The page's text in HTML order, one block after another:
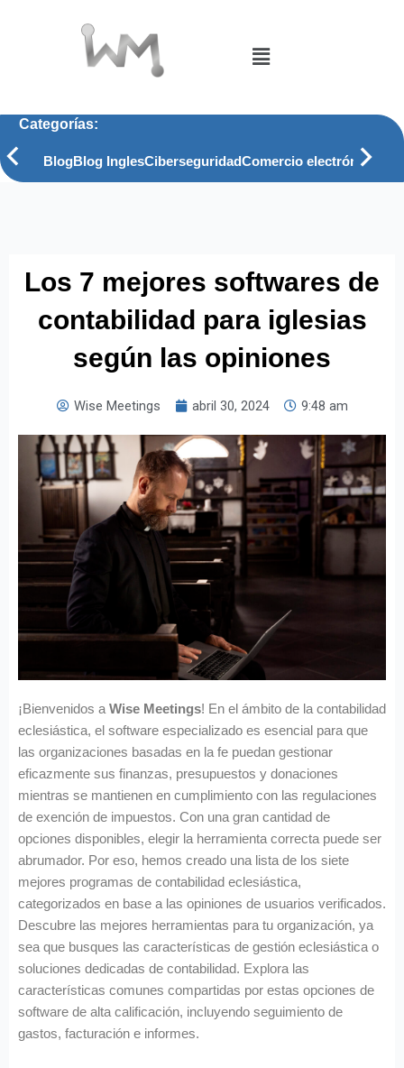
Menú
Categorías:
BlogBlog InglesCiberseguridadComercio electrónico
Los 7 mejores softwares de
contabilidad para iglesias
según las opiniones
Wise Meetings abril 30, 2024 9:48 am
¡Bienvenidos a Wise Meetings! En el ámbito de la contabilidad
eclesiástica, el software especializado es esencial para que
las organizaciones basadas en la fe puedan gestionar
eficazmente sus finanzas, presupuestos y donaciones
mientras se mantienen en cumplimiento con las regulaciones
de exención de impuestos. Con una gran cantidad de
opciones disponibles, elegir la herramienta correcta puede ser
abrumador. Por eso, hemos creado una lista de los siete
mejores programas de contabilidad eclesiástica,
categorizados en base a las opiniones de usuarios verificados.
Descubre las mejores herramientas para tu organización, ya
sea que busques las características de gestión eclesiástica o
soluciones dedicadas de contabilidad. Explora las
características comunes compartidas por estas opciones de
software de alta calificación, incluyendo seguimiento de
gastos, facturación e informes.